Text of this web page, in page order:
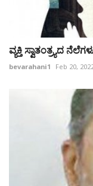
ವ್ಯಕ್ತಿ ಸ್ವಾತಂತ್ರ‍್ಯದ
bevarahani1 Feb 20,